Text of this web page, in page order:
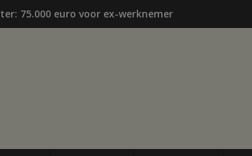
75.000 euro voor ex-werknemers